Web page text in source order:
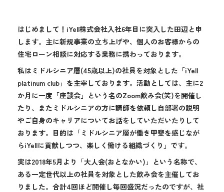
はじめまして！iYell株式会社入社6年目に突入した田辺と申
します。主に新規事業の立ち上げや、個人のお客様からの
住宅ローン相談に対応する業務に携わっております。
私はミドルシニア層(45歳以上)の社員を対象とした「iYell
platinum club」を主宰しております。活動としては、主に2
か月に一度「座談会」という名のZoom飲み会(笑)を開催し
たり、またミドルシニアの方に講師を依頼し自部署の説明
やご自身のキャリアについてお話をしていただいたりして
おります。目的は「ミドルシニア層が働き甲斐を感じなが
らiYellに貢献しつつ、楽しく働ける組織づくり」です。
実は2018年5月より「大人会(おとなかい)」という名称で、
ある一定世代以上の社員を対象とした飲み会を主催してお
りました。合計4回ほど開催し毎回盛況だったのですが、社